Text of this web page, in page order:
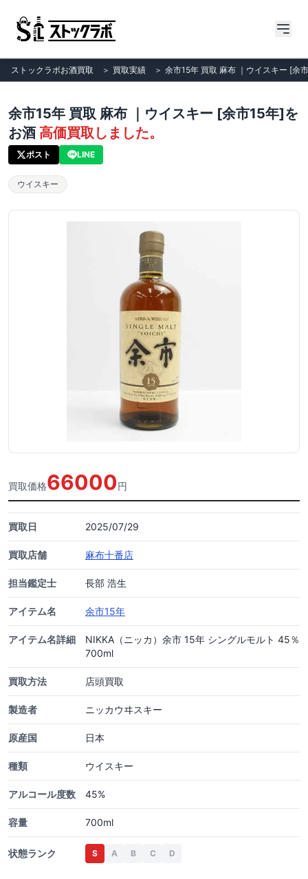
ストックラボお酒買取 ＞ 買取実績 ＞ 余市15年 買取 麻布 ｜ウイスキー [余
余市15年 買取 麻布 ｜ウイスキー [余市15年]を
お酒 高価買取しました。
ポスト LINE
ウイスキー
買取価格66000円
買取日 2025/07/29
買取店舗 麻布十番店
担当鑑定士 長部 浩生
アイテム名 余市15年
アイテム名詳細
NIKKA（ニッカ）余市 15年 シングルモルト 45％
700ml
買取方法 店頭買取
製造者 ニッカウヰスキー
原産国 日本
種類 ウイスキー
アルコール度数 45%
容量 700ml
状態ランク S A B C D